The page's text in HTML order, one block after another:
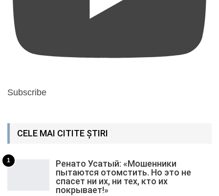
Subscribe
CELE MAI CITITE ȘTIRI
1
Ренато Усатый: «Мошенники
пытаются отомстить. Но это не
спасет ни их, ни тех, кто их
покрывает!»